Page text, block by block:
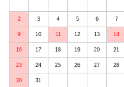
2 3 4 5 6 7
9 10 11 12 13 14
16 17 18 19 20 21
23 24 25 26 27 28
30 31